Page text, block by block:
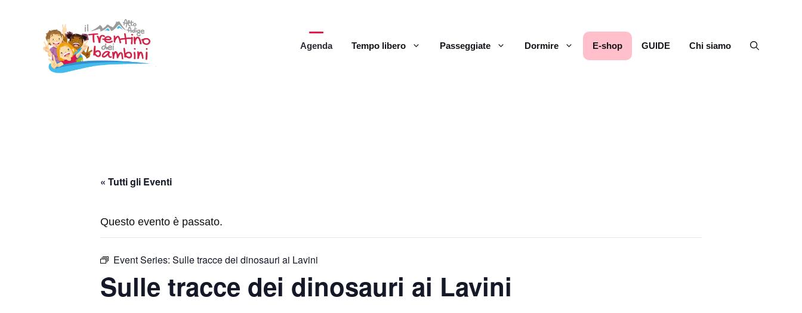
contenuto
Agenda Tempo libero Passeggiate Dormire E-shop GUIDE Chi siamo
« Tutti gli Eventi
Questo evento è passato.
Event Series: Sulle tracce dei dinosauri ai Lavini
Sulle tracce dei dinosauri ai Lavini